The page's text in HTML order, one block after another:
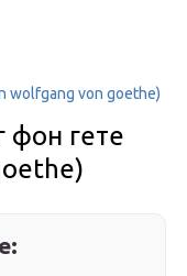
wolfgang von goethe)
фон гете